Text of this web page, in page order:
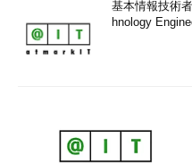
基本情報技術
hnology